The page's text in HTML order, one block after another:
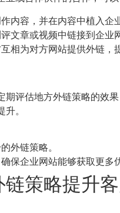
内容，并在内容中植入企
文章或视频中链接到企业
相为对方网站提供外链，
评估地方外链策略的效
。
外链策略。
保企业网站能够获取更多
策略提升